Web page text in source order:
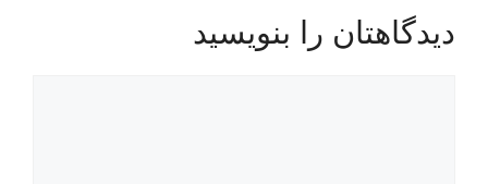
دیدگاهتان را بنویسید